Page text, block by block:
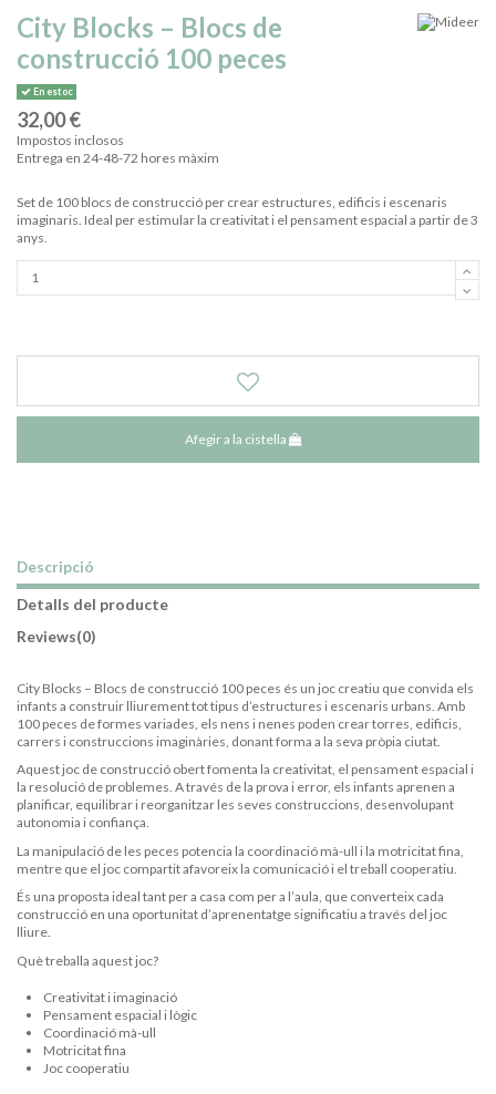
City Blocks – Blocs de
construcció 100 peces
En estoc
32,00 €
Impostos inclosos
Entrega en 24-48-72 hores màxim
Set de 100 blocs de construcció per crear estructures, edificis i escenaris
imaginaris. Ideal per estimular la creativitat i el pensament espacial a partir de 3
anys.
Afegir a la cistella
Descripció
Detalls del producte
Reviews(0)
City Blocks – Blocs de construcció 100 peces és un joc creatiu que convida els
infants a construir lliurement tot tipus d’estructures i escenaris urbans. Amb
100 peces de formes variades, els nens i nenes poden crear torres, edificis,
carrers i construccions imaginàries, donant forma a la seva pròpia ciutat.
Aquest joc de construcció obert fomenta la creativitat, el pensament espacial i
la resolució de problemes. A través de la prova i error, els infants aprenen a
planificar, equilibrar i reorganitzar les seves construccions, desenvolupant
autonomia i confiança.
La manipulació de les peces potencia la coordinació mà-ull i la motricitat fina,
mentre que el joc compartit afavoreix la comunicació i el treball cooperatiu.
És una proposta ideal tant per a casa com per a l’aula, que converteix cada
construcció en una oportunitat d’aprenentatge significatiu a través del joc
lliure.
Què treballa aquest joc?
Creativitat i imaginació
Pensament espacial i lògic
Coordinació mà-ull
Motricitat fina
Joc cooperatiu